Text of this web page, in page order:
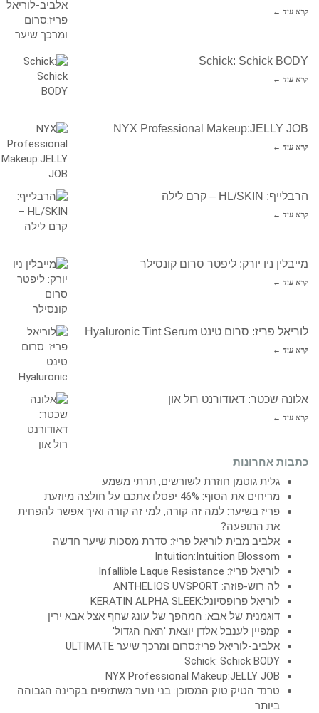
קרא עוד ←
Schick: Schick BODY
קרא עוד ←
NYX Professional Makeup:JELLY JOB
קרא עוד ←
הרבלייף: HL/SKIN – קרם לילה
קרא עוד ←
מייבלין ניו יורק: ליפטר סרום קונסילר
קרא עוד ←
לוריאל פריז: סרום טינט Hyaluronic Tint Serum
קרא עוד ←
אלונה שכטר: דאודורנט רול און
קרא עוד ←
כתבות אחרונות
גלית גוטמן חוזרת לשורשים, תרתי משמע
מריחים את הסוף: 46% יפסלו אתכם על חולצה מיוזעת
פריז בשיער: למה זה קורה, למי זה קורה ואיך אפשר להפחית
את התופעה?
אלביב מבית לוריאל פריז: סדרת מסכות שיער חדשה
Intuition:Intuition Blossom
לוריאל פריז: Infallible Laque Resistance
לה רוש-פוזה: ANTHELIOS UVSPORT
לוריאל פרופסיונל:KERATIN ALPHA SLEEK
דוגמנית של אבא: המהפך של עונג שחף אצל אבא ירין
קמפיין לענבל אלדן יוצאת 'האח הגדול'
אלביב-לוריאל פריז:סרום ומרכך שיער ULTIMATE
Schick: Schick BODY
NYX Professional Makeup:JELLY JOB
טרנד הטיק טוק המסוכן: בני נוער משתזפים בקרינה הגבוהה
ביותר